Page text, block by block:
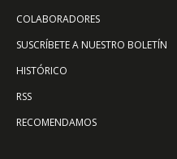
COLABORADORES
SUSCRÍBETE A NUESTRO BOLETÍN
HISTÓRICO
RSS
RECOMENDAMOS